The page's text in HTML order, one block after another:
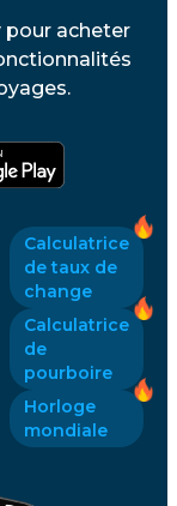
pour acheter
Calculatrice
de taux de
change
Calculatrice
de
pourboire
Horloge
mondiale